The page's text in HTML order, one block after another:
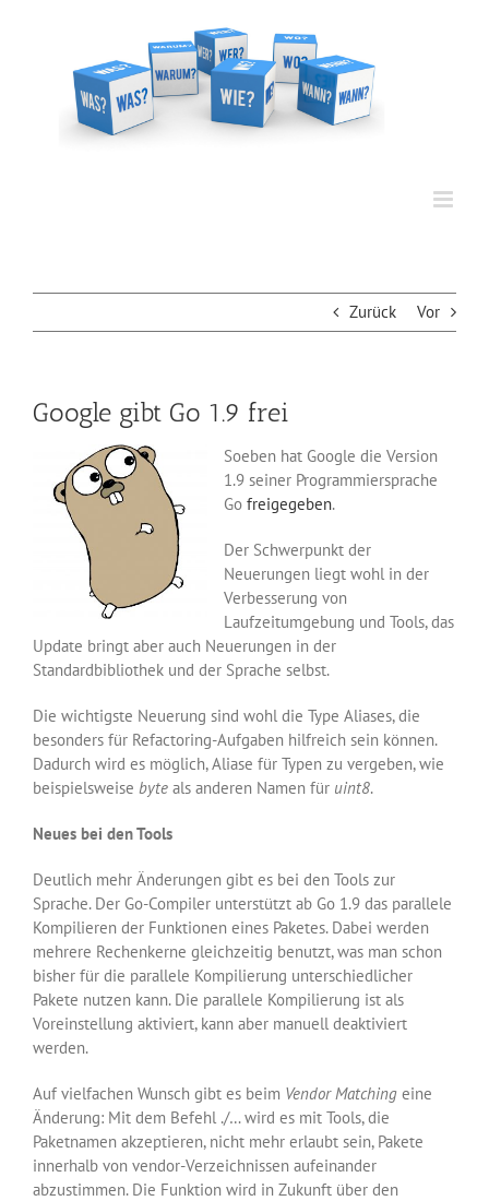
Zurück Vor
Google gibt Go 1.9 frei
Soeben hat Google die Version
1.9 seiner Programmiersprache
Go freigegeben.
Der Schwerpunkt der
Neuerungen liegt wohl in der
Verbesserung von
Laufzeitumgebung und Tools, das
Update bringt aber auch Neuerungen in der
Standardbibliothek und der Sprache selbst.
Die wichtigste Neuerung sind wohl die Type Aliases, die
besonders für Refactoring-Aufgaben hilfreich sein können.
Dadurch wird es möglich, Aliase für Typen zu vergeben, wie
beispielsweise byte als anderen Namen für uint8.
Neues bei den Tools
Deutlich mehr Änderungen gibt es bei den Tools zur
Sprache. Der Go-Compiler unterstützt ab Go 1.9 das parallele
Kompilieren der Funktionen eines Paketes. Dabei werden
mehrere Rechenkerne gleichzeitig benutzt, was man schon
bisher für die parallele Kompilierung unterschiedlicher
Pakete nutzen kann. Die parallele Kompilierung ist als
Voreinstellung aktiviert, kann aber manuell deaktiviert
werden.
Auf vielfachen Wunsch gibt es beim Vendor Matching eine
Änderung: Mit dem Befehl ./… wird es mit Tools, die
Paketnamen akzeptieren, nicht mehr erlaubt sein, Pakete
innerhalb von vendor-Verzeichnissen aufeinander
abzustimmen. Die Funktion wird in Zukunft über den